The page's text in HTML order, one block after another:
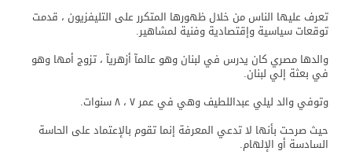
تعرف عليها الناس من خلال ظهورها المتكرر على التليفزيون ، قدمت
توقعات سياسية وإقتصادية وفنية لمشاهير.
والدها مصري كان يدرس في لبنان وهو عالمآ أزهريآ ، تزوج أمها وهو
في بعثة إلي لبنان.
وتوفي والد ليلي عبداللطيف وهي في عمر ٧ ، ٨ سنوات.
حيث صرحت بأنها لا تدعي المعرفة إنما تقوم بالإعتماد على الحاسة
السادسة أو الإلهام.